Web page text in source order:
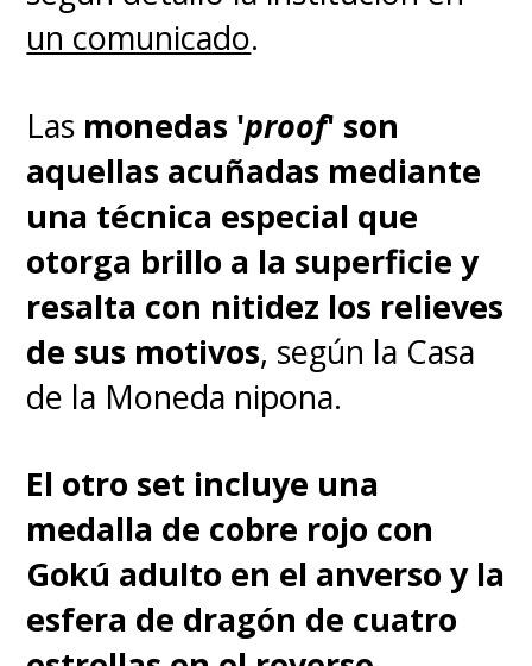
un comunicado.
Las monedas 'proof' son
aquellas acuñadas mediante
una técnica especial que
otorga brillo a la superficie y
resalta con nitidez los relieves
de sus motivos, según la Casa
de la Moneda nipona.
El otro set incluye una
medalla de cobre rojo con
Gokú adulto en el anverso y la
esfera de dragón de cuatro